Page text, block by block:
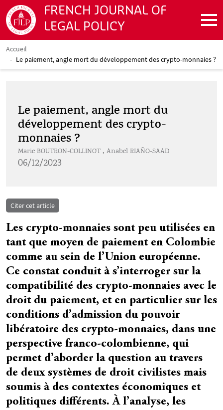
Aller au contenu principal
FRENCH JOURNAL OF
LEGAL POLICY
Fil d'Ariane
Accueil
Le paiement, angle mort du développement des crypto-monnaies ?
Le paiement, angle mort du
développement des crypto-
monnaies ?
pdf
Marie BOUTRON-COLLINOT , Anabel RIAÑO-SAAD
06/12/2023
Citer cet article
Résumé
Les crypto-monnaies sont peu utilisées en
tant que moyen de paiement en Colombie
comme au sein de l’Union européenne.
Ce constat conduit à s’interroger sur la
compatibilité des crypto-monnaies avec le
droit du paiement, et en particulier sur les
conditions d’admission du pouvoir
libératoire des crypto-monnaies, dans une
perspective franco-colombienne, qui
permet d’aborder la question au travers
de deux systèmes de droit civilistes mais
soumis à des contextes économiques et
politiques différents. À l’analyse, les